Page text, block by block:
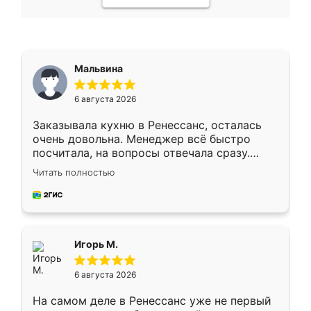
Мальвина
6 августа 2026
Заказывала кухню в Ренессанс, осталась
очень довольна. Менеджер всё быстро
посчитала, на вопросы отвечала сразу.
Замерщик приехал в субботу, подошёл к
делу со всей ответственностью. Собрали
за день, ребята работали аккуратно, даже
Читать полностью
Игорь М.
6 августа 2026
На самом деле в Ренессанс уже не первый